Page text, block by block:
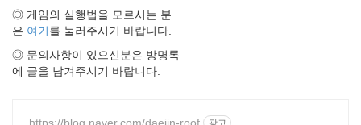
◎ 게임의 실행법을 모르시는 분
은 여기를 눌러주시기 바랍니다.
◎ 문의사항이 있으신분은 방명록
에 글을 남겨주시기 바랍니다.
https://blog.naver.com/daejin-roof 광고